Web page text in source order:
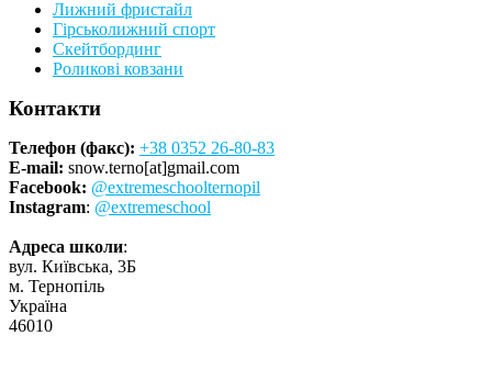
Лижний фристайл
Гірськолижний спорт
Скейтбординг
Роликові ковзани
Контакти
Телефон (факс): +38 0352 26-80-83
E-mail: snow.terno[at]gmail.com
Facebook: @extremeschoolternopil
Instagram: @extremeschool
Адреса школи:
вул. Київська, 3Б
м. Тернопіль
Україна
46010